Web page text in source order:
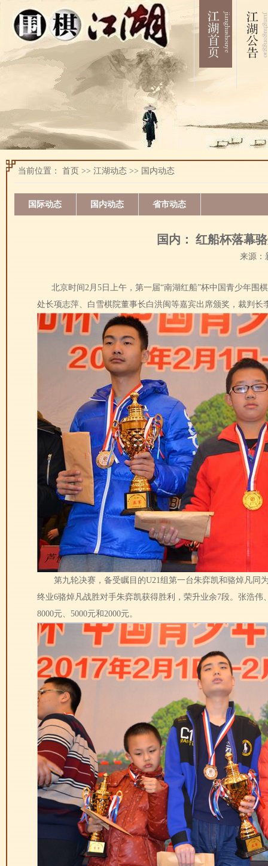
当前位置： 首页 >> 江湖动态>> 国内动态
国际动态 国内动态 省市动态
国内： 红船杯落幕
来源：
北京时间2月5日上午，第一届“南湖红船”杯中国青少年围
处长项志萍、白雪棋院董事长白洪闽等嘉宾出席颁奖，裁判长
第九轮决赛，备受瞩目的U21组第一台朱弈凯和骆焯凡同为
终业6骆焯凡战胜对手朱弈凯获得胜利，荣升业余7段。张浩
8000元、5000元和2000元。